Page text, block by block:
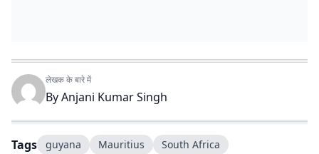
लेखक के बारे में
ByAnjani Kumar Singh
Tags guyana Mauritius South Africa